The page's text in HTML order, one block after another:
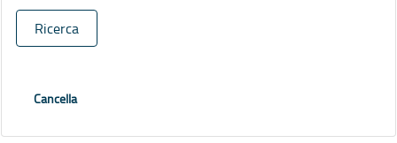
Ricerca
Cancella